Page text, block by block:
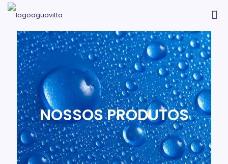
NOSSOS PRODUTOS